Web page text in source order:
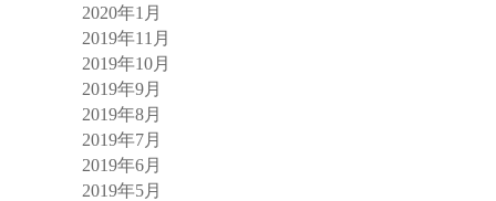
2020年1月
2019年11月
2019年10月
2019年9月
2019年8月
2019年7月
2019年6月
2019年5月